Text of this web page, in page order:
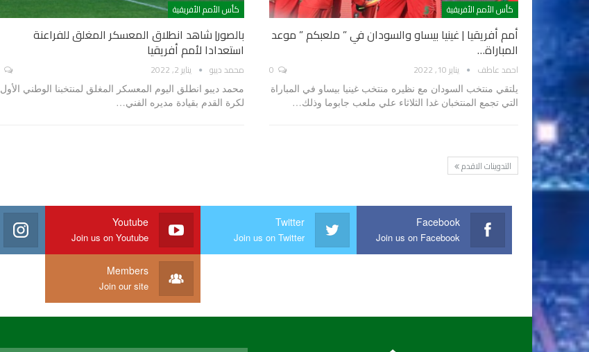
كأس الأمم الأفريقية
أمم أفريقيا | غينيا بيساو والسودان في ” ملعبكم ” موعد
المباراة…
احمد عاطف يناير 10, 2022
يلتقي منتخب السودان مع نظيره منتخب غينيا بيساو في المباراة
التي تجمع المنتخبان غدا الثلاثاء علي ملعب جابوما وذلك…
كأس الأمم الأفريقية
بالصور| شاهد انطلاق المعسكر المغلق للفراعنة
استعدادا لأمم أفريقيا
محمد ديبو يناير 2, 2022
محمد ديبو انطلق اليوم المعسكر المغلق لمنتخبنا الوطني الأول
لكرة القدم بقيادة مديره الفني…
التدوينات الاقدم
Facebook
Join us on Facebook
Twitter
Join us on Twitter
Youtube
Join us on Youtube
Members
Join our site